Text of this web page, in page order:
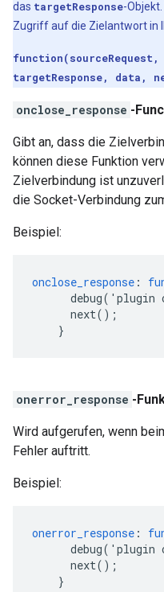
das targetResponse-
Zugriff auf die Zielantwort in
function(sourceRequest,
targetResponse, data,
onclose_response -
Gibt an, dass die
können diese Funktion
Zielverbindung ist
die Socket-Verbindung
Beispiel:
onclose_response :
debug('plugin
next() ;
}
onerror_response -
Wird aufgerufen, wenn
Fehler auftritt.
Beispiel:
onerror_response :
debug('plugin
next() ;
}